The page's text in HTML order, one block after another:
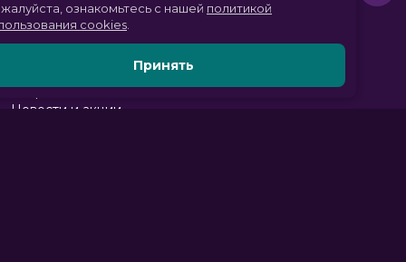
Скоро в кино
Новости и акции
Пожалуйста, ознакомьтесь с нашей политикой
использования cookies
Принять